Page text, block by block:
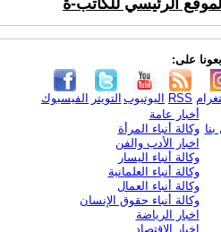
الموقع الرئيسي للكاتب-ة
على:
الفيسبوك التويتر اليوتيوب RSS
أخبار عامة
وكالة أنباء المرأة
اخبار الأدب والفن
وكالة أنباء اليسار
وكالة أنباء العلمانية
وكالة أنباء العمال
وكالة أنباء حقوق الإنسان
اخبار الرياضة
اخبار الاقتصاد